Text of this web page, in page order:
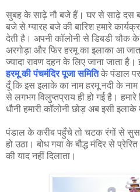
सुबह के साढ़े नौ बजे हैं। घर से साढ़े दस
बजे से ग्यारह बजे की बारिश हमारे
देती है। अपनी कॉलोनी से डिबडी चौक
अरगोड़ा और फिर हरमू का इलाका आ
ज्यादा रावण दहन के लिए जाना जाता
हरमू की पंचमंदिर पूजा समितिके पंडाल
दूँ कि इस इलाके का नाम हरमू नदी के नाम
से लगभग विलुप्तप्राय ही हो गई है।
धौनी हमारी कॉलोनी छोड़ अब इसी
पंडाल के करीब पहुँचे तो चटक रंगों से
हो उठा। बोध गया के बौद्ध मंदिर से
की याद नहीं दिलाता।